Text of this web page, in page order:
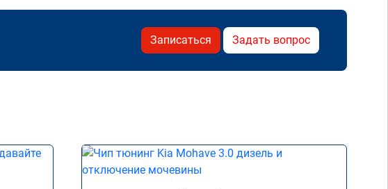
Записаться Задать вопрос